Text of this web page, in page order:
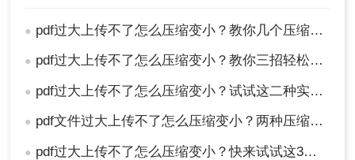
选择合适的压缩比例：不同的压缩比例会影响
文件的大小和质量。过高的压缩比例可能会导
法显著减小文件大小。因此，在选择压缩比例
时需要根据实际需求进行权衡。
检查压缩效果：
压缩完成后，请务必检查压缩
后的PDF文件以确保其内容完整且质量可接
● pdf过大上传不了怎么压缩变小？教你几个压缩方法！
● pdf过大上传不了怎么压缩变小？教你三招轻松压缩pdf文档！
● pdf过大上传不了怎么压缩变小？试试这二种实用方法！
● pdf文件过大上传不了怎么压缩变小？两种压缩方法帮你轻松解决！
● pdf过大上传不了怎么压缩变小？快来试试这3种压缩方法！